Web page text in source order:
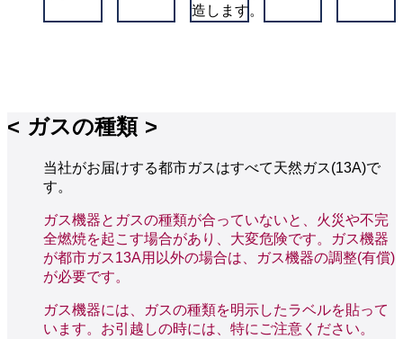
造します。
ガスの種類
当社がお届けする都市ガスはすべて天然ガス(13A)で
す。
ガス機器とガスの種類が合っていないと、火災や不完
全燃焼を起こす場合があり、大変危険です。ガス機器
が都市ガス13A用以外の場合は、ガス機器の調整(有償)
が必要です。
ガス機器には、ガスの種類を明示したラベルを貼って
います。お引越しの時には、特にご注意ください。